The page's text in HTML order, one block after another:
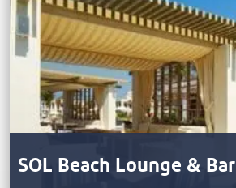
SOL Beach Lounge & Bar